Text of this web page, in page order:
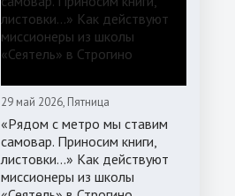
29 май 2026, Пятница
«Рядом с метро мы ставим
самовар. Приносим книги,
листовки…» Как действуют
миссионеры из школы